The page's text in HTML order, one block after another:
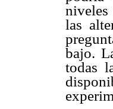
niveles
las
bajo.
todas